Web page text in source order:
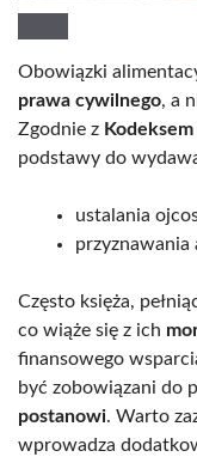
Obowiązki
prawa cywilnego, a
Zgodnie z
podstawy do
ustalania
przyznawania
Często księża,
co wiąże się z ich
finansowego
być zobowiązani do
postanowi. Warto
wprowadza